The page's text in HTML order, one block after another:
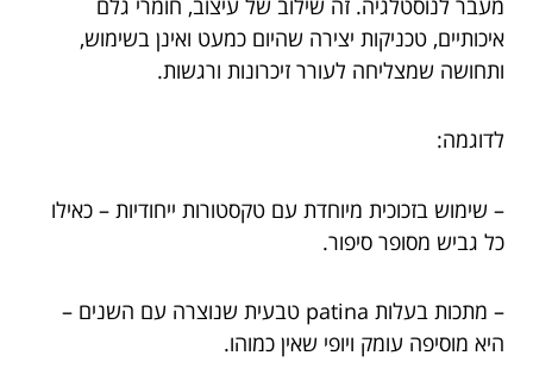
איכותיים, טכניקות יצירה שהיום כמעט ואינן בשימוש,
ותחושה שמצליחה לעורר זיכרונות ורגשות.
לדוגמה:
– שימוש בזכוכית מיוחדת עם טקסטורות ייחודיות – כאילו
כל גביש מסופר סיפור.
– מתכות בעלות patina טבעית שנוצרה עם השנים –
היא מוסיפה עומק ויופי שאין כמוהו.